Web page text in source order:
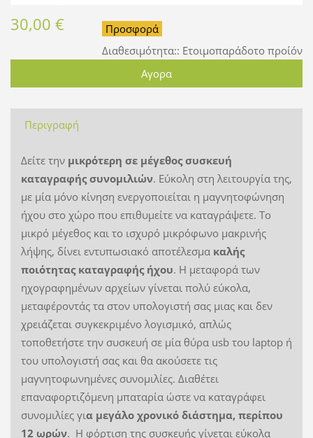
Προσφορά
Διαθεσιμότητα:: Ετοιμοπαράδοτο προίόν
30,00 €
Περιγραφή
Δείτε την μικρότερη σε μέγεθος συσκευή
καταγραφής συνομιλιών. Εύκολη στη λειτουργία της,
με μία μόνο κίνηση ενεργοποιείται η μαγνητοφώνηση
ήχου στο χώρο που επιθυμείτε να καταγράψετε. Το
μικρό μέγεθος και το ισχυρό μικρόφωνο μακρινής
λήψης, δίνει εντυπωσιακό αποτέλεσμα καλής
ποιότητας καταγραφής ήχου. Η μεταφορά των
ηχογραφημένων αρχείων γίνεται πολύ εύκολα,
μεταφέροντάς τα στον υπολογιστή σας μιας και δεν
χρειάζεται συγκεκριμένο λογισμικό, απλώς
τοποθετήστε την συσκευή σε μία θύρα usb του laptop ή
του υπολογιστή σας και θα ακούσετε τις
μαγνητοφωνημένες συνομιλίες. Διαθέτει
επαναφορτιζόμενη μπαταρία ώστε να καταγράφει
συνομιλίες για μεγάλο χρονικό διάστημα, περίπου
12 ωρών. Η φόρτιση της συσκευής γίνεται εύκολα